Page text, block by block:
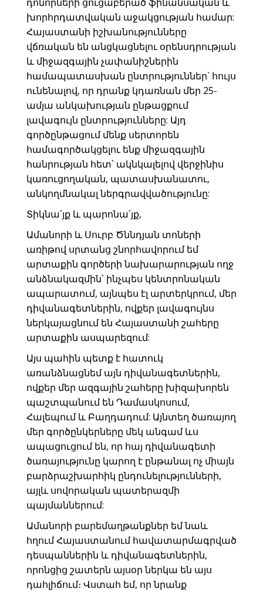
խորհրդատվական աջակցության համար:
Հայաստանի իշխանությունները
վճռական են անցկացնելու օրենսդրության
և միջազգային չափանիշներին
համապատասխան ընտրություններ` հույս
ունենալով, որ դրանք կդառնան մեր 25-
ամյա անկախության ընթացքում
լավագույն ընտրությունները: Այդ
գործընթացում մենք սերտորեն
համագործակցելու ենք միջազգային
հանրության հետ՝ ակնկալելով վերջինիս
կառուցողական, պատասխանատու,
անկողմնակալ ներգրավվածությունը:
Տիկնա՛յք և պարոնա՛յք,
Ամանորի և Սուրբ Ծննդյան տոների
առիթով սրտանց շնորհավորում եմ
արտաքին գործերի նախարարության ողջ
անձնակազմին՝ ինչպես կենտրոնական
ապարատում, այնպես էլ արտերկրում, մեր
դիվանագետներին, ովքեր լավագույնս
ներկայացնում են Հայաստանի շահերը
արտաքին ասպարեզում:
Այս պահին պետք է հատուկ
առանձնացնեմ այն դիվանագետներին,
ովքեր մեր ազգային շահերը խիզախորեն
պաշտպանում են Դամասկոսում,
Հալեպում և Բաղդադում: Այնտեղ ծառայող
մեր գործընկերները մեկ անգամ ևս
ապացուցում են, որ հայ դիվանագետի
ծառայությունը կարող է ընթանալ ոչ միայն
բարձրաշխարհիկ ընդունելությունների,
այլև սովորական պատերազմի
պայմաններում:
Ամանորի բարեմաղթանքներ եմ նաև
հղում Հայաստանում հավատարմագրված
դեսպաններին և դիվանագետներին,
որոնցից շատերն այսօր ներկա են այս
դահլիճում։ Վստահ եմ, որ նրանք